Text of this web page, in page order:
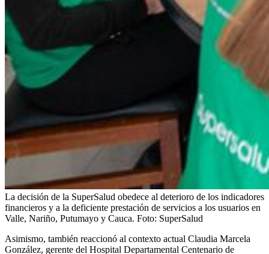
La decisión de la SuperSalud obedece al deterioro de los indicadores
financieros y a la deficiente prestación de servicios a los usuarios en
Valle, Nariño, Putumayo y Cauca. Foto: SuperSalud
Asimismo, también reaccionó al contexto actual Claudia Marcela
González, gerente del Hospital Departamental Centenario de